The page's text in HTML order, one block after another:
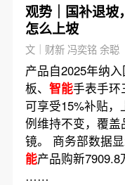
观势｜国补退坡
怎么上坡
文｜财新 冯奕铭 余聪
产品自2025年纳
板、 智能手表手环
可享受15%补贴，
例维持不变，覆
镜。 商务部数据
能产品购新7909.8
……